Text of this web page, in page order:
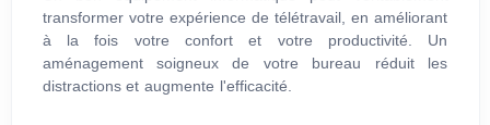
transformer votre expérience de télétravail, en améliorant
à la fois votre confort et votre productivité. Un
aménagement soigneux de votre bureau réduit les
distractions et augmente l'efficacité.